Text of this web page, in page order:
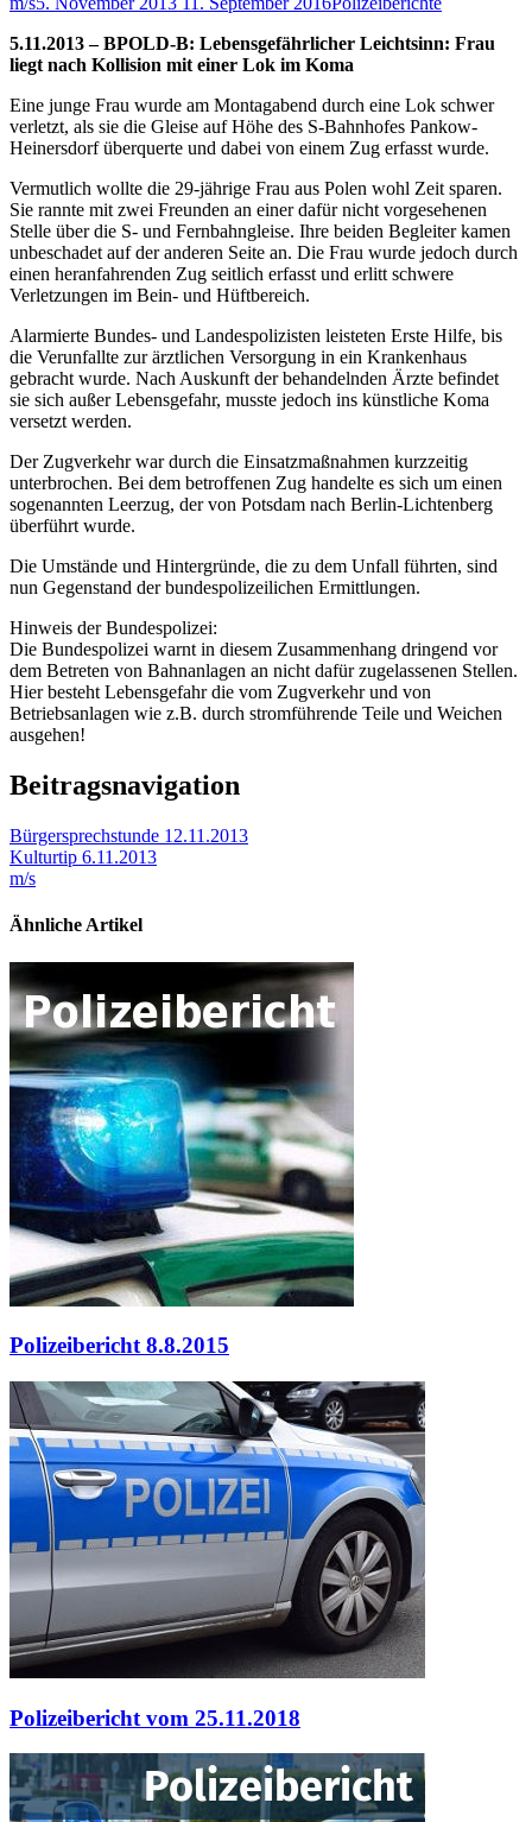
5.11.2013 – BPOLD-B: Lebensgefährlicher Leichtsinn: Frau
liegt nach Kollision mit einer Lok im Koma
Eine junge Frau wurde am Montagabend durch eine Lok schwer
verletzt, als sie die Gleise auf Höhe des S-Bahnhofes Pankow-
Heinersdorf überquerte und dabei von einem Zug erfasst wurde.
Vermutlich wollte die 29-jährige Frau aus Polen wohl Zeit sparen.
Sie rannte mit zwei Freunden an einer dafür nicht vorgesehenen
Stelle über die S- und Fernbahngleise. Ihre beiden Begleiter kamen
unbeschadet auf der anderen Seite an. Die Frau wurde jedoch durch
einen heranfahrenden Zug seitlich erfasst und erlitt schwere
Verletzungen im Bein- und Hüftbereich.
Alarmierte Bundes- und Landespolizisten leisteten Erste Hilfe, bis
die Verunfallte zur ärztlichen Versorgung in ein Krankenhaus
gebracht wurde. Nach Auskunft der behandelnden Ärzte befindet
sie sich außer Lebensgefahr, musste jedoch ins künstliche Koma
versetzt werden.
Der Zugverkehr war durch die Einsatzmaßnahmen kurzzeitig
unterbrochen. Bei dem betroffenen Zug handelte es sich um einen
sogenannten Leerzug, der von Potsdam nach Berlin-Lichtenberg
überführt wurde.
Die Umstände und Hintergründe, die zu dem Unfall führten, sind
nun Gegenstand der bundespolizeilichen Ermittlungen.
Hinweis der Bundespolizei:
Die Bundespolizei warnt in diesem Zusammenhang dringend vor
dem Betreten von Bahnanlagen an nicht dafür zugelassenen Stellen.
Hier besteht Lebensgefahr die vom Zugverkehr und von
Betriebsanlagen wie z.B. durch stromführende Teile und Weichen
ausgehen!
Beitragsnavigation
Bürgersprechstunde 12.11.2013
Kulturtip 6.11.2013
m/s
Ähnliche Artikel
Polizeibericht 8.8.2015
Polizeibericht vom 25.11.2018